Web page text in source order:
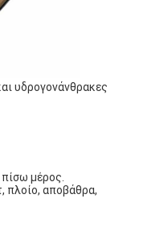
υδρογονάνθρακες
μέρος.
πλοίο, αποβάθρα,